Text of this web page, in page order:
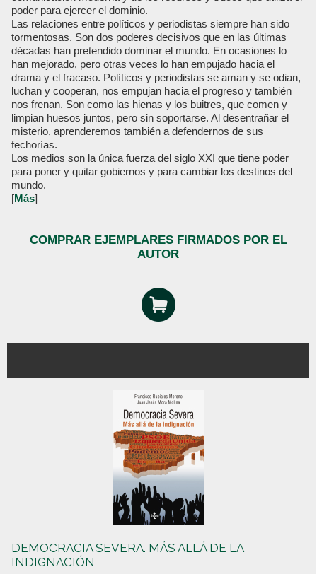
poder para ejercer el dominio.
Las relaciones entre políticos y periodistas siempre han sido
tormentosas. Son dos poderes decisivos que en las últimas
décadas han pretendido dominar el mundo. En ocasiones lo
han mejorado, pero otras veces lo han empujado hacia el
drama y el fracaso. Políticos y periodistas se aman y se odian,
luchan y cooperan, nos empujan hacia el progreso y también
nos frenan. Son como las hienas y los buitres, que comen y
limpian huesos juntos, pero sin soportarse. Al desentrañar el
misterio, aprenderemos también a defendernos de sus
fechorías.
Los medios son la única fuerza del siglo XXI que tiene poder
para poner y quitar gobiernos y para cambiar los destinos del
mundo.
[Más]
COMPRAR EJEMPLARES FIRMADOS POR EL
AUTOR
DEMOCRACIA SEVERA. MÁS ALLÁ DE LA
INDIGNACIÓN